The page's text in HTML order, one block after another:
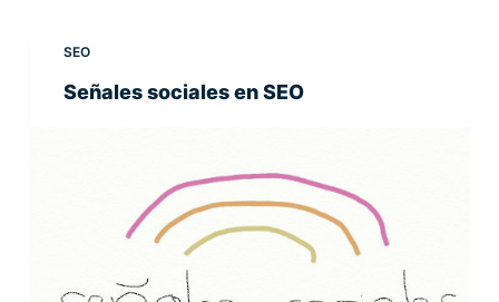
SEO
Señales sociales en SEO